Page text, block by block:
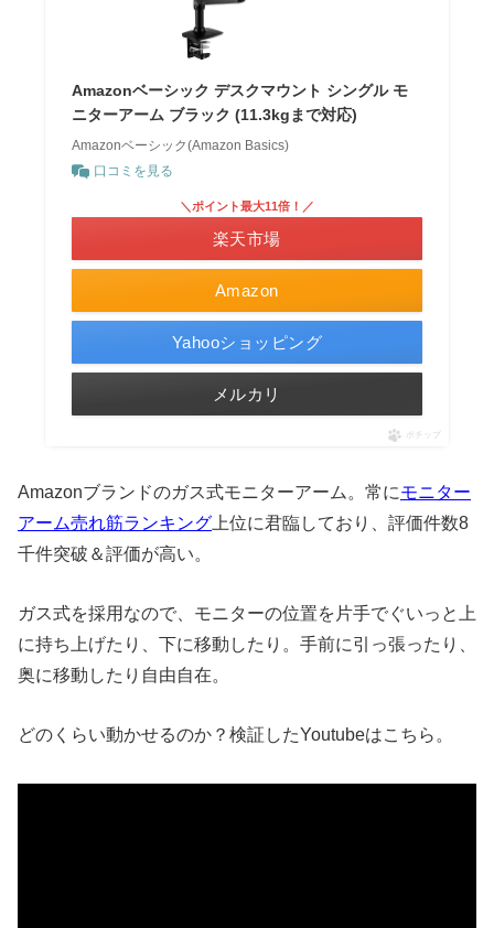
Amazonベーシック デスクマウント シングル モ
ニターアーム ブラック (11.3kgまで対応)
Amazonベーシック(Amazon Basics)
口コミを見る
Amazon
＼ポイント最大11倍！／
楽天市場
Yahooショッピング
メルカリ
ポチップ
Amazonブランドのガス式モニターアーム。常にモニター
アーム売れ筋ランキング 上位に君臨しており、評価件数8
千件突破＆評価が高い。
ガス式を採用なので、モニターの位置を片手でぐいっと上
に持ち上げたり、下に移動したり。手前に引っ張ったり、
奥に移動したり自由自在。
どのくらい動かせるのか？検証したYoutubeはこちら。